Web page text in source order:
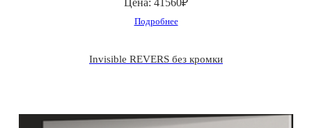
Цена: 41560₽
Подробнее
Invisible REVERS без кромки